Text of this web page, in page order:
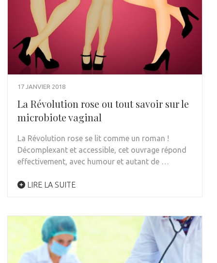
17 JANVIER 2018
La Révolution rose ou tout savoir sur le
microbiote vaginal
La Révolution rose se lit comme un roman !
Décomplexant et accessible, cet ouvrage répond
effectivement, avec humour et autant de …
LIRE LA SUITE